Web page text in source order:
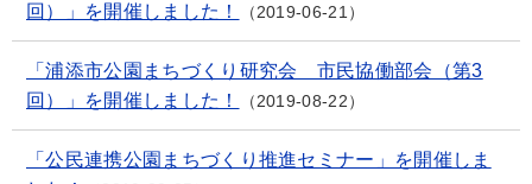
回）」を開催しました！
2019-06-21
「浦添市公園まちづくり研究会 市民協働部会（第3
回）」を開催しました！
2019-08-22
「公民連携公園まちづくり推進セミナー」を開催しま